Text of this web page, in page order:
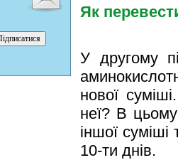
Як
У другому
нової
неї? В
іншої
10-ти днів.